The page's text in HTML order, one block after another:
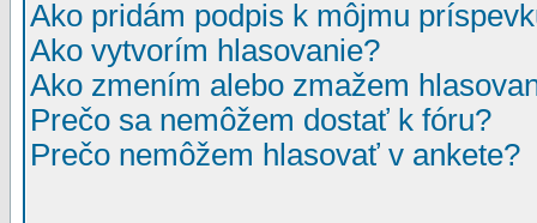
Ako pridám podpis k môjmu
Ako vytvorím hlasovanie?
Ako zmením alebo zmažem
Prečo sa nemôžem dostať k fóru?
Prečo nemôžem hlasovať v ankete?